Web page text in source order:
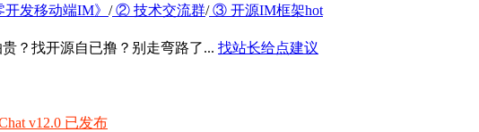
发移动端IM》 /② 技术交流群/③ 开源IM框架hot
？找开源自已撸？别走弯路了... 找站长给点建议
v12.0 已发布